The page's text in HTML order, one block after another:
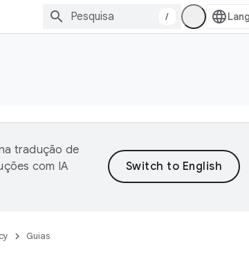
/
tradução de
com IA
Guias